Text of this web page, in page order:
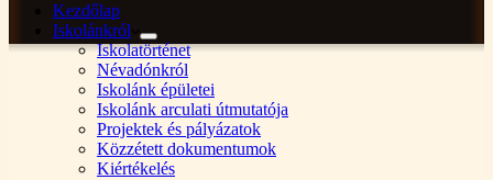
Kezdőlap
Iskolánkról
Iskolatörténet
Névadónkról
Iskolánk épületei
Iskolánk arculati útmutatója
Projektek és pályázatok
Közzétett dokumentumok
Kiértékelés